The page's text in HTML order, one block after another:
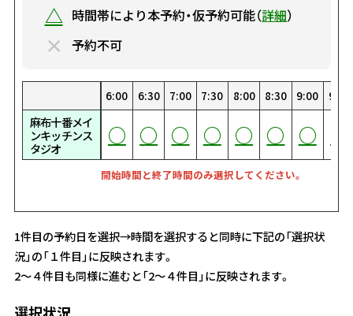
△ 時間帯により本予約・仮予約可能（詳細）
× 予約不可
麻布十番メイ
ンキッチンス
タジオ
○ ○
○ ○
20:30
○
21:00
○
21:30
○
22:00
○
22:30
○
23:00
○
23:30
○
○ ○ ○
17:00
○
17:30
○
18:00
○
18:30
○
19:00
○
19:30
○
20:00
○
○ ○
13:00
○
13:30
○
14:00
○
14:30
○
15:00
○
15:30
○
16:00
○
16:30
○
○ ○
9:30
○
10:00
○
10:30
○
11:00
○
11:30
○
12:00
○
12:30
○
13:00
○ ○ ○
6:00
○
6:30
○
7:00
○
7:30
○
8:00
○
8:30
○
9:00
○
9:30
○ ○ ○
2:30
○
3:00
○
3:30
○
4:00
○
4:30
○
5:00
○
5:30
○
0:00
○
0:30
○
1:00
○
1:30
○
2:00
○
開始時間と終了時間のみ選択してください。
1件目の予約日を選択→時間を選択すると同時に下記の「選択状
況」の「１件目」に反映されます。
2～４件目も同様に進むと「2～４件目」に反映されます。